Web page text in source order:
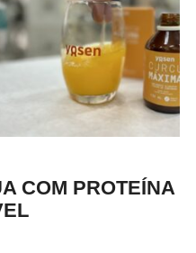
COM PROTEÍNA